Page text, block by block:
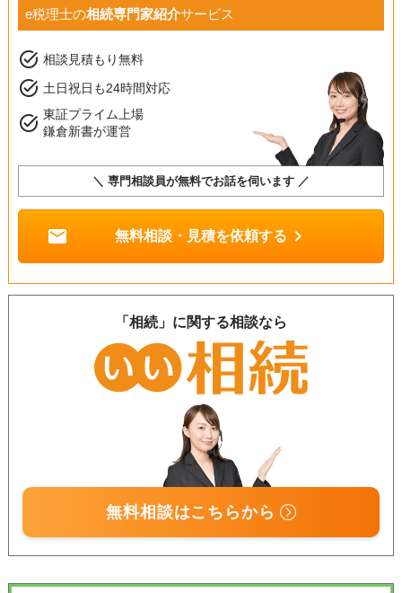
e税理士の相続専門家紹介サービス
task_alt 相談見積もり無料
task_alt 土日祝日も24時間対応
task_alt 東証プライム上場
鎌倉新書が運営
＼ 専門相談員が無料でお話を伺います ／
mail 無料相談・見積を依頼する chevron_right
「相続」に関する相談なら
無料相談はこちらから